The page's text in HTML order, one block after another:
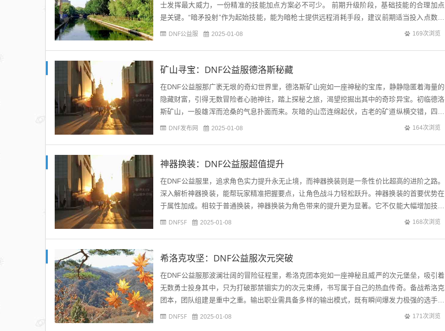
士发挥最大威力，一份精准的技能加点方案必不可少。 前期升级阶段，基础技能的合理加点
是关键。“暗矛投射”作为起始技能，能为暗枪士提供远程消耗手段，建议前期适当投入点数，
提升其伤害与射程，无论是清理零散小怪，还是在远处试...
DNF公益服 2025-01-08 169次浏览
矿山寻宝：DNF公益服德洛斯秘藏
在DNF公益服那广袤无垠的奇幻世界里，德洛斯矿山宛如一座神秘的宝库，静静隐匿着海量的
隐藏财富，引得无数冒险者心驰神往，踏上探秘之旅，渴望挖掘出其中的奇珍异宝。初临德洛
斯矿山，一股雄浑而沧桑的气息扑面而来。灰暗的山峦连绵起伏，古老的矿道纵横交错，四下
弥漫着淡淡的矿石粉尘味。入口处的小怪们手持简陋却颇具...
DNF发布网 2025-01-08 164次浏览
神器换装：DNF公益服超值提升
在DNF公益服里，追求角色实力提升永无止境，而神器换装则是一条性价比超高的进阶之路。
深入解析神器换装，能帮玩家精准把握要点，让角色战斗力轻松跃升。神器换装的首要优势在
于属性加成。相较于普通换装，神器换装为角色带来的提升更为显著。它不仅能大幅增加技能
攻击力，还对关键技能等级有着可观的提升。拿输出职业来...
DNFSF 2025-01-08 168次浏览
希洛克攻坚：DNF公益服次元突破
在DNF公益服那波澜壮阔的冒险征程里，希洛克团本宛如一座神秘且威严的次元堡垒，吸引着
无数勇士投身其中，只为打破那禁锢实力的次元束缚，书写属于自己的热血传奇。备战希洛克
团本，团队组建是重中之重。输出职业需具备多样的输出模式，既有瞬间爆发力极强的选手，
能在机制触发的瞬间打出高额伤害，又要有持续输出稳定的...
DNFSF 2025-01-08 171次浏览